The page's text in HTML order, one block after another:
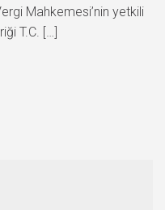
Mahkemesi’nin yetkili
T.C. […]